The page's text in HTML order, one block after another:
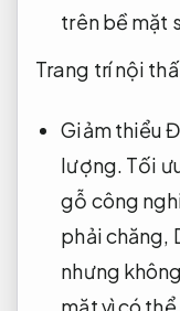
trên bề mặt
Trang trí nội
Giảm thiểu
lượng. Tối
gỗ công
phải chăng,
nhưng